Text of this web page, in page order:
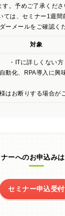
す。予めご了承くださ
ては、セミナー1週間
ーメールをご確認く
対象
・ITに詳しくない方
動化、RPA導入に興
はお断りする場合が
ーへのお申込み
セミナー申込受付